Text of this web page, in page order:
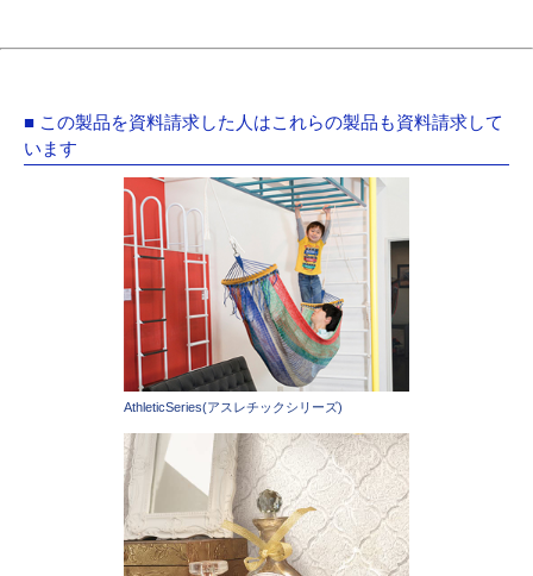
■ この製品を資料請求した人はこれらの製品も資料請求して
います
AthleticSeries(アスレチックシリーズ)